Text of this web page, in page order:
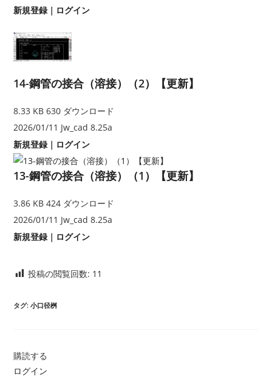
新規登録 ｜ ログイン
14-鋼管の接合（溶接）（2）【更新】
8.33 KB630 ダウンロード
2026/01/11 Jw_cad 8.25a
新規登録 ｜ ログイン
13-鋼管の接合（溶接）（1）【更新】
3.86 KB424 ダウンロード
2026/01/11 Jw_cad 8.25a
新規登録 ｜ ログイン
投稿の閲覧回数: 11
タグ:小口径桝
購読する
ログイン